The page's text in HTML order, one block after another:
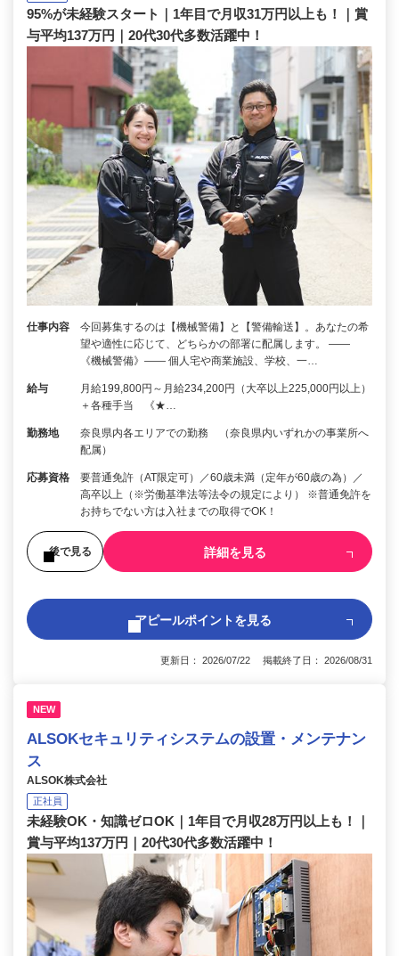
95%が未経験スタート｜1年目で月収31万円以上も！｜賞
与平均137万円｜20代30代多数活躍中！
仕事内容
今回募集するのは【機械警備】と【警備輸送】。あなたの希
望や適性に応じて、どちらかの部署に配属します。 ――
《機械警備》―― 個人宅や商業施設、学校、一…
給与
月給199,800円～月給234,200円（大卒以上225,000円以上）
＋各種手当 《★…
勤務地
奈良県内各エリアでの勤務 （奈良県内いずれかの事業所へ
配属）
応募資格
要普通免許（AT限定可）／60歳未満（定年が60歳の為）／
高卒以上（※労働基準法等法令の規定により） ※普通免許を
お持ちでない方は入社までの取得でOK！
後で見る 詳細を見る
アピールポイントを見る
更新日： 2026/07/22 掲載終了日： 2026/08/31
NEW
ALSOKセキュリティシステムの設置・メンテナン
ス
ALSOK株式会社
正社員
未経験OK・知識ゼロOK｜1年目で月収28万円以上も！｜
賞与平均137万円｜20代30代多数活躍中！